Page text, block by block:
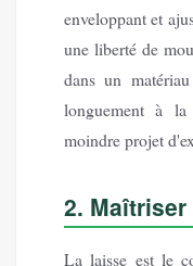
enveloppant et
une liberté de
dans un
longuement à
moindre projet
2.
La laisse est le